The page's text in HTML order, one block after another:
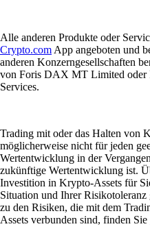
Alle anderen Produkte oder
Crypto.com App angeboten und
anderen Konzerngesellschaften
von Foris DAX MT Limited oder
Services.
Trading mit oder das Halten von
möglicherweise nicht für jeden
Wertentwicklung in der
zukünftige Wertentwicklung ist.
Investition in Krypto-Assets für
Situation und Ihrer
zu den Risiken, die mit dem
Assets verbunden sind, finden Sie